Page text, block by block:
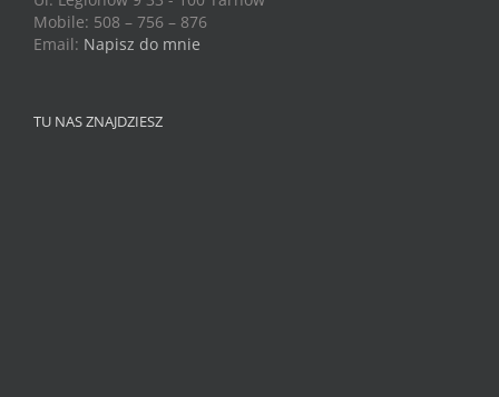
Mobile: 508 – 756 – 876
Email: Napisz do mnie
TU NAS ZNAJDZIESZ